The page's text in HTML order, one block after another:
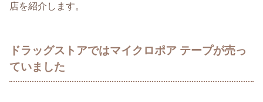
店を紹介します。
ドラッグストアではマイクロポア テープが売っ
ていました